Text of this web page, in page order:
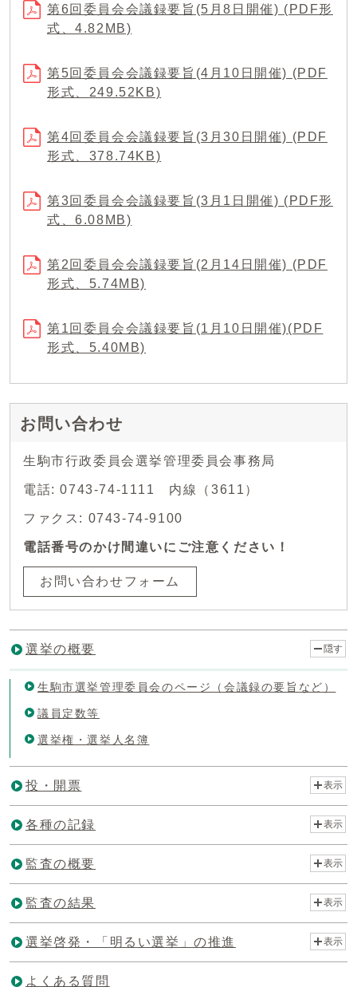
第6回委員会会議録要旨(5月8日開催) (PDF形
式、4.82MB)
第5回委員会会議録要旨(4月10日開催) (PDF
形式、249.52KB)
第4回委員会会議録要旨(3月30日開催) (PDF
形式、378.74KB)
第3回委員会会議録要旨(3月1日開催) (PDF形
式、6.08MB)
第2回委員会会議録要旨(2月14日開催) (PDF
形式、5.74MB)
第1回委員会会議録要旨(1月10日開催)(PDF
形式、5.40MB)
お問い合わせ
生駒市行政委員会選挙管理委員会事務局
電話: 0743-74-1111 内線（3611）
ファクス: 0743-74-9100
電話番号のかけ間違いにご注意ください！
お問い合わせフォーム
選挙の概要 隠す
生駒市選挙管理委員会のページ（会議録の要旨など）
議員定数等
選挙権・選挙人名簿
投・開票 表示
各種の記録 表示
監査の概要 表示
監査の結果 表示
選挙啓発・「明るい選挙」の推進 表示
よくある質問